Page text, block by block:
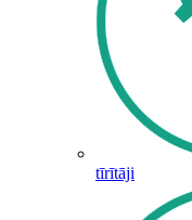
tīrītāji